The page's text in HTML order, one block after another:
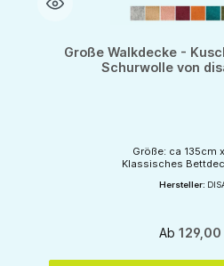
Große Walkdecke -
Schurwolle von
Größe: ca 135cm
Klassisches
Hersteller:
Ab